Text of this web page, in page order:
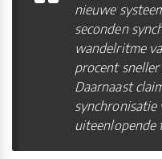
nieuwe
seconden
wandelritme
procent
Daarnaast
synchronisatie
uiteenlopende